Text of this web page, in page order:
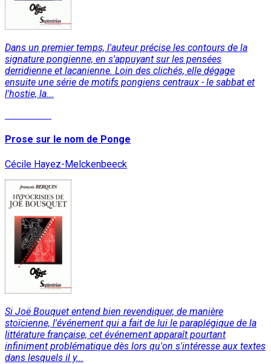
Dans un premier temps, l'auteur précise les contours de la
signature pongienne, en s'appuyant sur les pensées
derridienne et lacanienne. Loin des clichés, elle dégage
ensuite une série de motifs pongiens centraux - le sabbat et
l'hostie, la...
Prose sur le nom de Ponge
Cécile Hayez-Melckenbeeck
Si Joë Bouquet entend bien revendiquer, de manière
stoïcienne, l'événement qui a fait de lui le paraplégique de la
littérature française, cet événement apparaît pourtant
infiniment problématique dès lors qu'on s'intéresse aux textes
dans lesquels il y...